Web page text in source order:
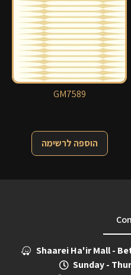
GM7589
הוספה לרשימה
Shaarei Ha'ir Mall -
Sunday -